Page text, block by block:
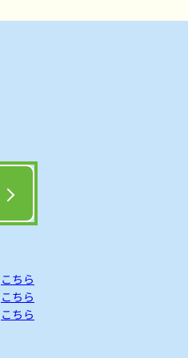
こちら
こちら
こちら